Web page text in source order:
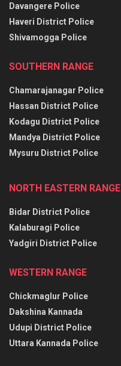
Davangere Police
Haveri District Police
Shivamogga Police
SOUTHERN RANGE
Chamarajanagar Police
Hassan District Police
Kodagu District Police
Mandya District Police
Mysuru District Police
NORTH EASTERN RANGE
Bidar District Police
Kalaburagi Police
Yadgiri District Police
WESTERN RANGE
Chickmaglur Police
Dakshina Kannada
Udupi District Police
Uttara Kannada Police